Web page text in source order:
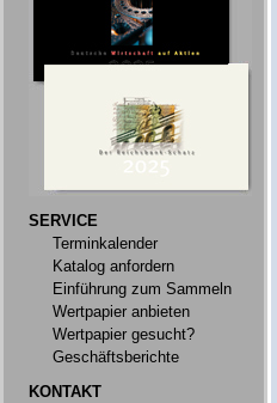
SERVICE
Terminkalender
Katalog anfordern
Einführung zum Sammeln
Wertpapier anbieten
Wertpapier gesucht?
Geschäftsberichte
KONTAKT